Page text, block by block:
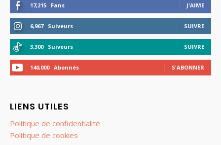
17,215 Fans J'AIME
6,967 Suiveurs SUIVRE
3,300 Suiveurs SUIVRE
140,000 Abonnés S'ABONNER
LIENS UTILES
Politique de confidentialité
Politique de cookies